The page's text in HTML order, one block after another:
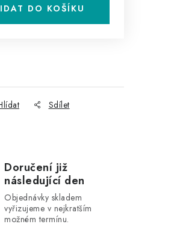
DO KOŠÍKU
Sdílet
Doručení již
následující den
Objednávky skladem
vyřizujeme v nejkratším
možném termínu.